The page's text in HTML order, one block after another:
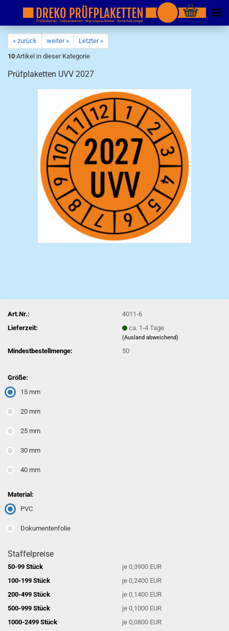
« zurück weiter »
Letzter »
10 Artikel in dieser Kategorie
Prüfplaketten UVV 2027
Art.Nr.:
4011-6
Lieferzeit:
ca. 1-4 Tage
(Ausland abweichend)
Mindestbestellmenge: 50
Größe:
15 mm
20 mm
25 mm
30 mm
40 mm
Material:
PVC
Dokumentenfolie
Staffelpreise
50-99 Stück
je 0,3900 EUR
100-199 Stück
je 0,2400 EUR
200-499 Stück
je 0,1400 EUR
500-999 Stück
je 0,1000 EUR
1000-2499 Stück
je 0,0800 EUR